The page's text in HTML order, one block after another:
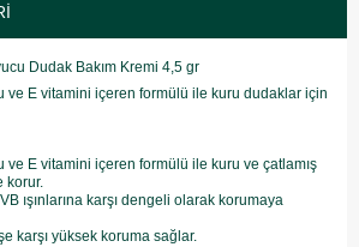
Dudak Bakım Kremi 4,5 gr
ve E vitamini içeren formülü ile kuru dudaklar için
ve E vitamini içeren formülü ile kuru ve çatlamış
korur.
ışınlarına karşı dengeli olarak korumaya
karşı yüksek koruma sağlar.